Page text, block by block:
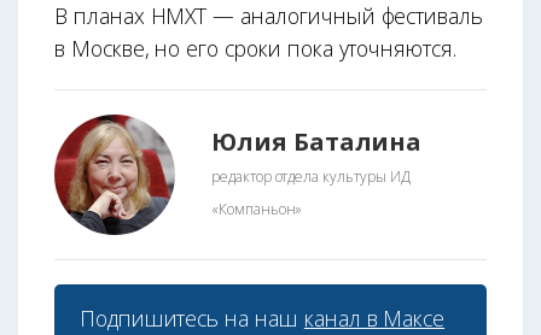
В планах НМХТ — аналогичный фестиваль
в Москве, но его сроки пока уточняются.
Юлия Баталина
редактор отдела культуры ИД
«Компаньон»
Подпишитесь на наш канал в Максе